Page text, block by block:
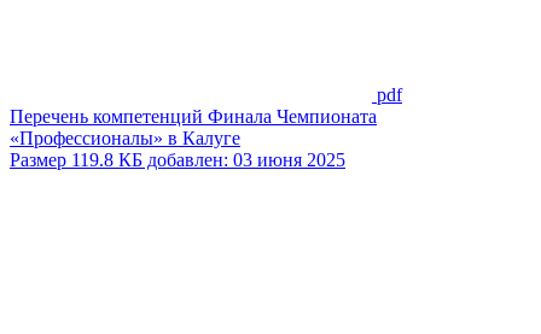
pdf
Перечень компетенций Финала Чемпионата
«Профессионалы» в Калуге
Размер 119.8 КБ добавлен: 03 июня 2025